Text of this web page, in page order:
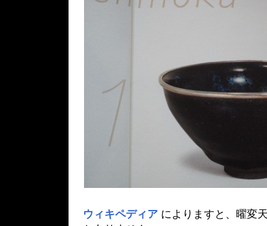
ウィキペディア によりますと、曜変